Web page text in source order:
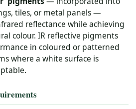
tiles, or metal panels —
reflectance while achieving
colour. IR reflective pigments
in coloured or patterned
where a white surface is